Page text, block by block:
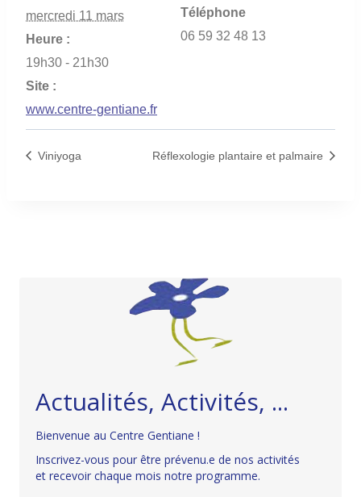
mercredi 11 mars
Heure :
19h30 - 21h30
Site :
www.centre-gentiane.fr
Téléphone
06 59 32 48 13
Viniyoga Réflexologie plantaire et palmaire
Actualités, Activités, ...
Bienvenue au Centre Gentiane !
Inscrivez-vous pour être prévenu.e de nos activités
et recevoir chaque mois notre programme.